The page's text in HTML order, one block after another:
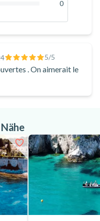
im Schatten sowie
Ihnen den nötigen
ab Beaulieu-sur-Mer in
0
5/5
. On aimerait le